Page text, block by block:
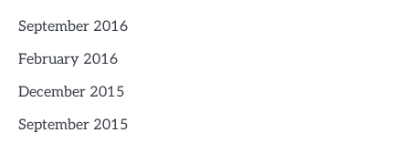
September 2016
February 2016
December 2015
September 2015